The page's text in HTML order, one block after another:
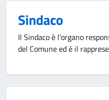
Sindaco
Il Sindaco è l'organo
del Comune ed è il